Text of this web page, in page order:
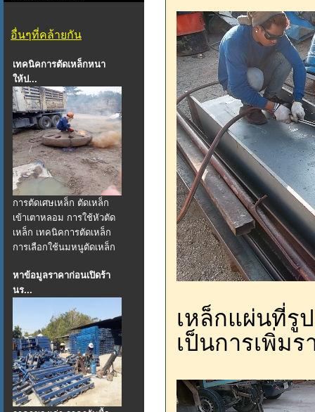
อื่นๆที่คล้ายกัน
เทคนิคการตัดเหล็กหนา
ให้ป...
การตัดเศษเหล็ก ตัดเหล็ก
เข้าเตาหลอม การใช้หัวตัด
เหล็ก เทคนิคการตัดเหล็ก
การเลือกใช้นมหนูตัดเหล็ก
หาข้อมูลราคาก่อนเปิดร้า
นร...
เหล็กแผ่นที่รู
เป็นการเพิ่ม